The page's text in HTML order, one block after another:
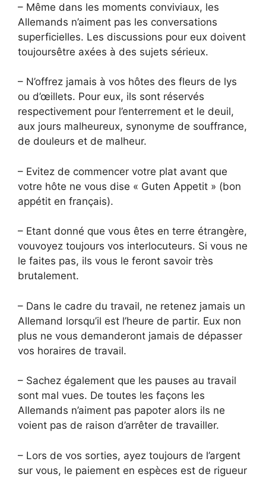
– Même dans les moments conviviaux, les
Allemands n’aiment pas les conversations
superficielles. Les discussions pour eux doivent
toujoursêtre axées à des sujets sérieux.
– N’offrez jamais à vos hôtes des fleurs de lys
ou d’œillets. Pour eux, ils sont réservés
respectivement pour l’enterrement et le deuil,
aux jours malheureux, synonyme de souffrance,
de douleurs et de malheur.
– Evitez de commencer votre plat avant que
votre hôte ne vous dise « Guten Appetit » (bon
appétit en français).
– Etant donné que vous êtes en terre étrangère,
vouvoyez toujours vos interlocuteurs. Si vous ne
le faites pas, ils vous le feront savoir très
brutalement.
– Dans le cadre du travail, ne retenez jamais un
Allemand lorsqu’il est l’heure de partir. Eux non
plus ne vous demanderont jamais de dépasser
vos horaires de travail.
– Sachez également que les pauses au travail
sont mal vues. De toutes les façons les
Allemands n’aiment pas papoter alors ils ne
voient pas de raison d’arrêter de travailler.
– Lors de vos sorties, ayez toujours de l’argent
sur vous, le paiement en espèces est de rigueur